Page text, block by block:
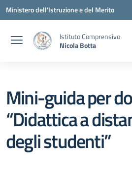
Vai ai contenuti
Vai al menu di navigazione
Vai al footer
Ministero dell'Istruzione e del Merito
Istituto Comprensivo
Nicola Botta
Mini-guida per
“Didattica a
degli studenti”